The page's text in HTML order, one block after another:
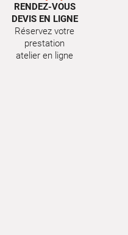
RENDEZ-VOUS
DEVIS EN LIGNE
Réservez votre
prestation
atelier en ligne